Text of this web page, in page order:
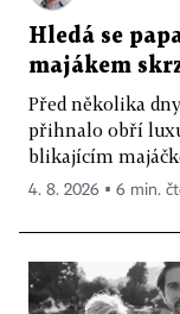
Hledá se
majákem
Před několika
přihnalo obří
blikajícím
4. 8. 2026 ▪ 6 min.